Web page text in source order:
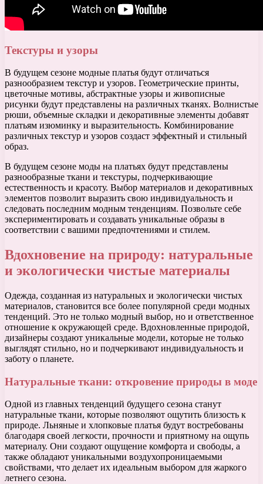
Текстуры и узоры
В будущем сезоне модные платья будут отличаться
разнообразием текстур и узоров. Геометрические принты,
цветочные мотивы, абстрактные узоры и живописные
рисунки будут представлены на различных тканях. Волнистые
рюши, объемные складки и декоративные элементы добавят
платьям изюминку и выразительность. Комбинирование
различных текстур и узоров создаст эффектный и стильный
образ.
В будущем сезоне моды на платьях будут представлены
разнообразные ткани и текстуры, подчеркивающие
естественность и красоту. Выбор материалов и декоративных
элементов позволит выразить свою индивидуальность и
следовать последним модным тенденциям. Позвольте себе
экспериментировать и создавать уникальные образы в
соответствии с вашими предпочтениями и стилем.
Вдохновение на природу: натуральные
и экологически чистые материалы
Одежда, созданная из натуральных и экологически чистых
материалов, становится все более популярной среди модных
тенденций. Это не только модный выбор, но и ответственное
отношение к окружающей среде. Вдохновленные природой,
дизайнеры создают уникальные модели, которые не только
выглядят стильно, но и подчеркивают индивидуальность и
заботу о планете.
Натуральные ткани: откровение природы в моде
Одной из главных тенденций будущего сезона станут
натуральные ткани, которые позволяют ощутить близость к
природе. Льняные и хлопковые платья будут востребованы
благодаря своей легкости, прочности и приятному на ощупь
материалу. Они создают ощущение комфорта и свободы, а
также обладают уникальными воздухопроницаемыми
свойствами, что делает их идеальным выбором для жаркого
летнего сезона.